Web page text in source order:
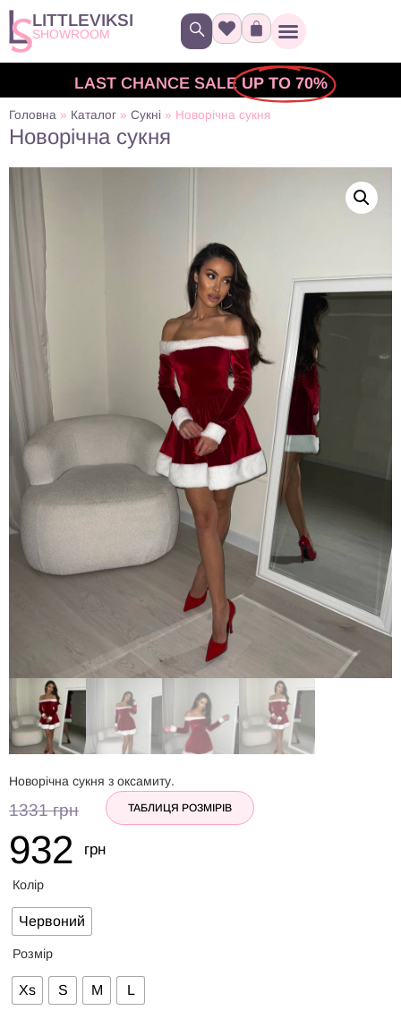
LITTLEVIKSI
SHOWROOM
LAST CHANCE SALE UP TO 70%
Головна » Каталог » Сукні » Новорічна сукня
Новорічна сукня
Новорічна сукня з оксамиту.
1331грн
932 грн
ТАБЛИЦЯ РОЗМІРІВ
Колір
Червоний
Розмір
Xs S M L